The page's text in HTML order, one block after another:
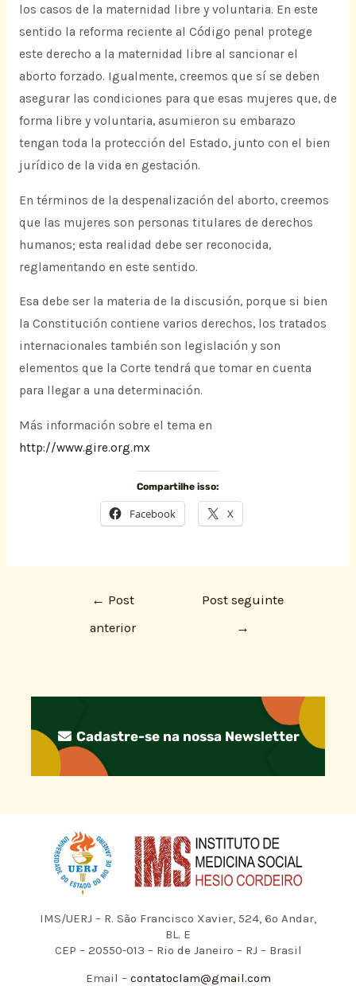
los casos de la maternidad libre y voluntaria. En este
sentido la reforma reciente al Código penal protege
este derecho a la maternidad libre al sancionar el
aborto forzado. Igualmente, creemos que sí se deben
asegurar las condiciones para que esas mujeres que, de
forma libre y voluntaria, asumieron su embarazo
tengan toda la protección del Estado, junto con el bien
jurídico de la vida en gestación.
En términos de la despenalización del aborto, creemos
que las mujeres son personas titulares de derechos
humanos; esta realidad debe ser reconocida,
reglamentando en este sentido.
Esa debe ser la materia de la discusión, porque si bien
la Constitución contiene varios derechos, los tratados
internacionales también son legislación y son
elementos que la Corte tendrá que tomar en cuenta
para llegar a una determinación.
Más información sobre el tema en
http://www.gire.org.mx
Compartilhe isso:
Facebook X
← Post
anterior
Post seguinte
→
Cadastre-se na nossa Newsletter
IMS/UERJ – R. São Francisco Xavier, 524, 6º Andar,
BL. E
CEP – 20550-013 – Rio de Janeiro – RJ – Brasil
Email –contatoclam@gmail.com